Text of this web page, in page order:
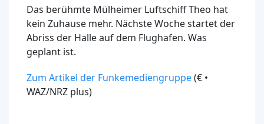
Das berühmte Mülheimer Luftschiff Theo hat
kein Zuhause mehr. Nächste Woche startet der
Abriss der Halle auf dem Flughafen. Was
geplant ist.
Zum Artikel der Funkemediengruppe(€ •
WAZ/NRZ plus)